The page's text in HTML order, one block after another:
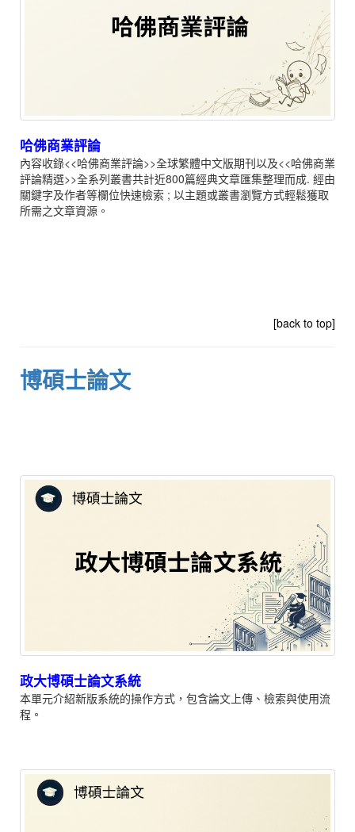
哈佛商業評論
內容收錄<<哈佛商業評論>>全球繁體中文版期刊以及<<哈佛商業
評論精選>>全系列叢書共計近800篇經典文章匯集整理而成. 經由
關鍵字及作者等欄位快速檢索 ; 以主題或叢書瀏覽方式輕鬆獲取
所需之文章資源。
[back to top]
博碩士論文
政大博碩士論文系統
本單元介紹新版系統的操作方式，包含論文上傳、檢索與使用流
程。